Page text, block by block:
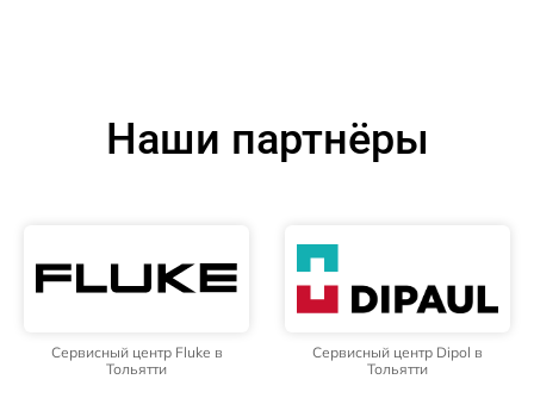
Наши партнёры
Сервисный центр Fluke в
Тольятти
Сервисный центр Dipol в
Тольятти